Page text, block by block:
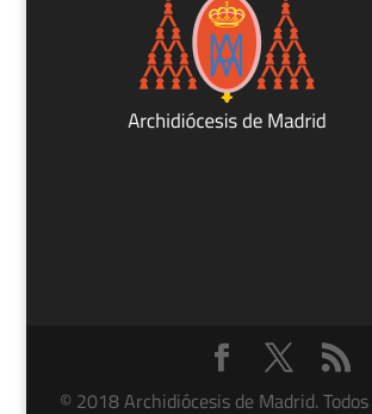
© 2018 Archidiócesis de Madrid.